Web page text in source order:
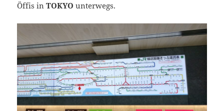
Öffis inTOKYOunterwegs.